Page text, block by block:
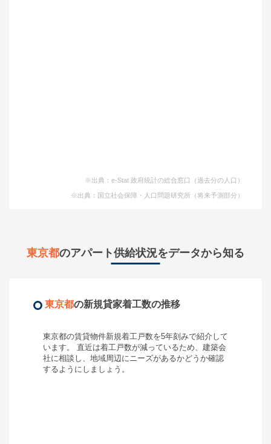
※出典：e-Stat 政府統計の総合窓口（過去分の人口）
※出典：国立社会保障・人口問題研究所（将来予測部分）
東京都のアパート供給状況をデータから知る
東京都の新規貸家着工数の推移
東京都の賃貸物件新規着工戸数を5年刻みで紹介して
います。 直近は着工戸数が減っているため、 建築会
社に相談し、地域周辺にニーズがあるかどうか確認
するようにしましょう 。